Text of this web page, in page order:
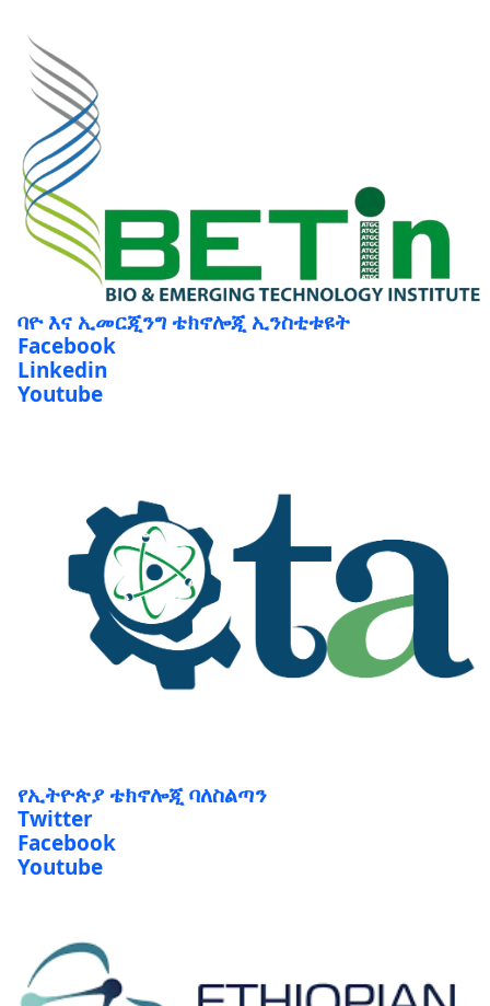
ባዮ እና ኢመርጂንግ ቴክኖሎጂ ኢንስቲቱዩት
Facebook
Linkedin
Youtube
የኢትዮጵያ ቴክኖሎጂ ባለስልጣን
Twitter
Facebook
Youtube